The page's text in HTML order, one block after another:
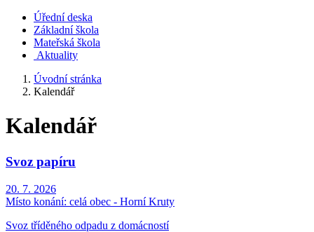
Úřední deska
Základní škola
Mateřská škola
Aktuality
Úvodní stránka
Kalendář
Kalendář
Svoz papíru
20. 7. 2026
Místo konání: celá obec - Horní Kruty
Svoz tříděného odpadu z domácností